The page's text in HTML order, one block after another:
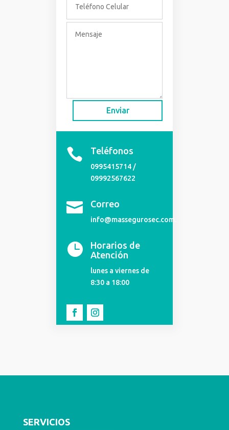
Enviar
 Teléfonos
0995415714 /
09992567622
 Correo
info@massegurosec.com.

Horarios de
Atención
lunes a viernes de
8:30 a 18:00
SERVICIOS